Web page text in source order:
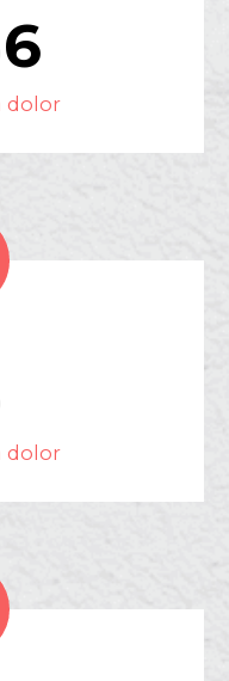
6
dolor
dolor